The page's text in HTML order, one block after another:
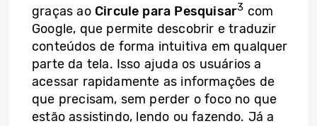
graças ao Circule para Pesquisar3 com
Google, que permite descobrir e traduzir
conteúdos de forma intuitiva em qualquer
parte da tela. Isso ajuda os usuários a
acessar rapidamente as informações de
que precisam, sem perder o foco no que
estão assistindo, lendo ou fazendo. Já a